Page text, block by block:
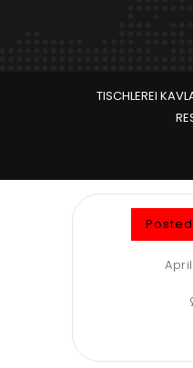
TISCHLEREI